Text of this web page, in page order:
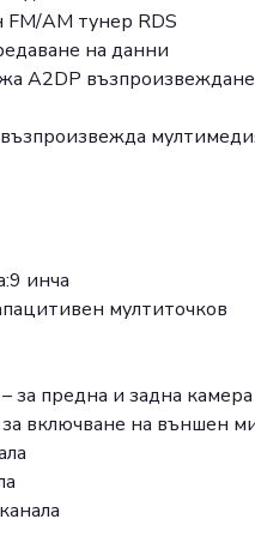
FM/AM тунер RDS
на данни
A2DP
инча
мултиточков
за предна и задна камера
включване на външен